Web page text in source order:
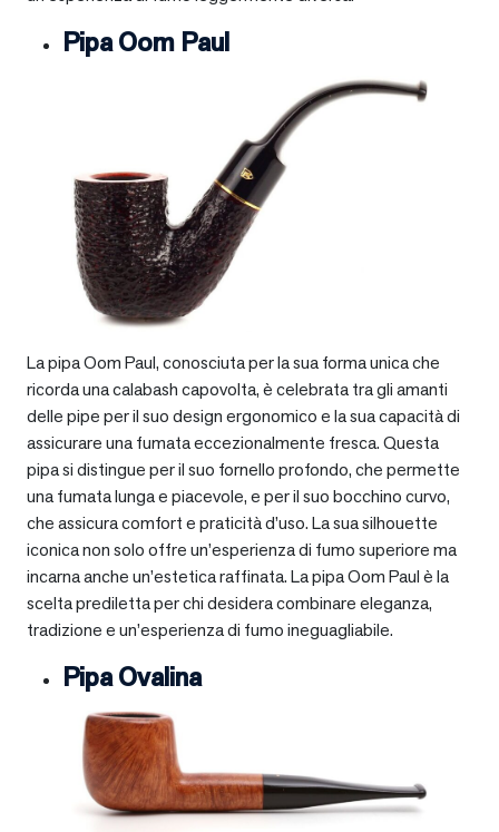
Pipa Oom Paul
La pipa Oom Paul, conosciuta per la sua forma unica che
ricorda una calabash capovolta, è celebrata tra gli amanti
delle pipe per il suo design ergonomico e la sua capacità di
assicurare una fumata eccezionalmente fresca. Questa
pipa si distingue per il suo fornello profondo, che permette
una fumata lunga e piacevole, e per il suo bocchino curvo,
che assicura comfort e praticità d’uso. La sua silhouette
iconica non solo offre un’esperienza di fumo superiore ma
incarna anche un’estetica raffinata. La pipa Oom Paul è la
scelta prediletta per chi desidera combinare eleganza,
tradizione e un’esperienza di fumo ineguagliabile.
Pipa Ovalina